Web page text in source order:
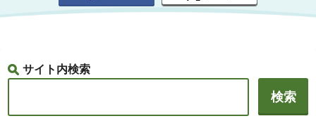
サイト内検索